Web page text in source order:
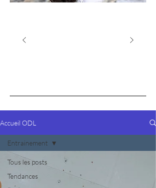
Accueil ODL
Tous les posts
Tendances
Entrainement